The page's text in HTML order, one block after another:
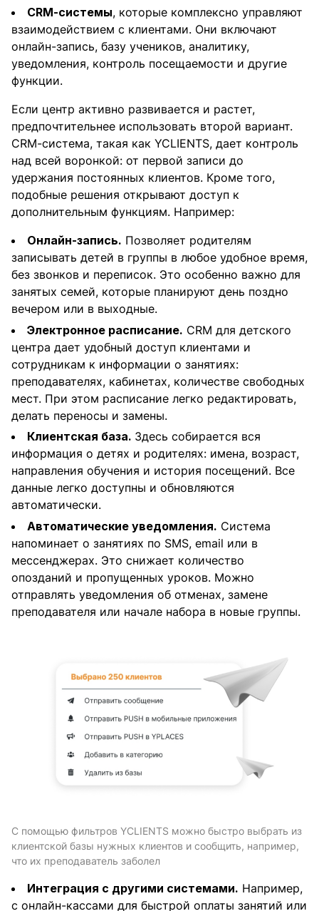
CRM-системы, которые комплексно управляют
взаимодействием с клиентами. Они включают
онлайн-запись, базу учеников, аналитику,
уведомления, контроль посещаемости и другие
функции.
Если центр активно развивается и растет,
предпочтительнее использовать второй вариант.
CRM-система, такая как YCLIENTS, дает контроль
над всей воронкой: от первой записи до
удержания постоянных клиентов. Кроме того,
подобные решения открывают доступ к
дополнительным функциям. Например:
Онлайн-запись. Позволяет родителям
записывать детей в группы в любое удобное время,
без звонков и переписок. Это особенно важно для
занятых семей, которые планируют день поздно
вечером или в выходные.
Электронное расписание. CRM для детского
центра дает удобный доступ клиентами и
сотрудникам к информации о занятиях:
преподавателях, кабинетах, количестве свободных
мест. При этом расписание легко редактировать,
делать переносы и замены.
Клиентская база. Здесь собирается вся
информация о детях и родителях: имена, возраст,
направления обучения и история посещений. Все
данные легко доступны и обновляются
автоматически.
Автоматические уведомления. Система
напоминает о занятиях по SMS, email или в
мессенджерах. Это снижает количество
опозданий и пропущенных уроков. Можно
отправлять уведомления об отменах, замене
преподавателя или начале набора в новые группы.
С помощью фильтров YCLIENTS можно быстро выбрать из
клиентской базы нужных клиентов и сообщить, например,
что их преподаватель заболел
Интеграция с другими системами. Например,
с онлайн-кассами для быстрой оплаты занятий или